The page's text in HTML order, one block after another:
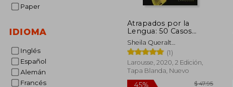
Paper
IDIOMA
Inglés
Español
Alemán
Francés
Atrapados por la
Lengua: 50 Casos
Resueltos por la
Lingüística Forense
(Larousse - Libros
Ilustrados
Sheila Queralt
Est&Eacute;Vez
(1)
Larousse, 2020, 2 Edición,
Tapa Blanda, Nuevo